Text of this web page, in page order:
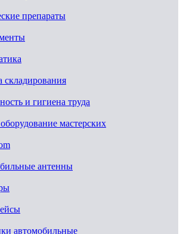
препараты
складирования
и гигиена труда
мастерских
антенны
автомобильные